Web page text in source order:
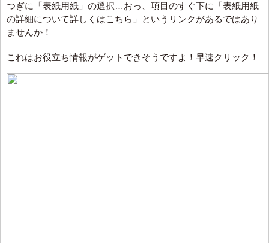
つぎに「表紙用紙」の選択…おっ、項目のすぐ下に「表紙用紙
の詳細について詳しくはこちら」というリンクがあるではあり
ませんか！
これはお役立ち情報がゲットできそうですよ！早速クリック！